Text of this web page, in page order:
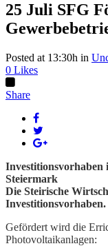
25 Juli SFG
Posted at 13:30h in
0 Likes
Share
Investitionsvorhaben
Steiermark
Die Steirische
Investitionsvorhaben.
Gefördert wird die
Photovoltaikanlagen: